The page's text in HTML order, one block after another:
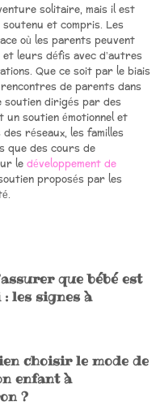
solitaire, mais il est
et compris. Les
où les parents peuvent
leurs défis avec d’autres
Que ce soit par le biais
de parents dans
soutien dirigés par des
un soutien émotionnel et
réseaux, les familles
que des cours de
ledéveloppement de
proposés par les
que bébé est
les signes à
choisir le mode de
enfant à
?